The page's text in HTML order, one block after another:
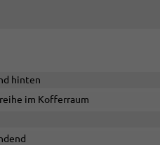
hinten
im Kofferraum